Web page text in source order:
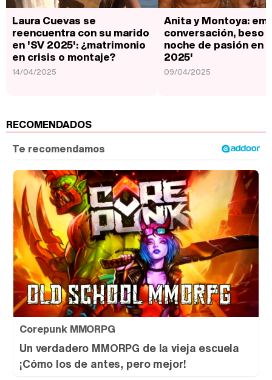
Laura Cuevas se
reencuentra con su marido
en 'SV 2025': ¿matrimonio
en crisis o montaje?
14/04/2025
Anita y Montoya:
conversación, beso y
noche de pasión en
2025'
09/04/2025
RECOMENDADOS
Corepunk MMORPG
Un verdadero MMORPG de la vieja escuela
¡Cómo los de antes, pero mejor!